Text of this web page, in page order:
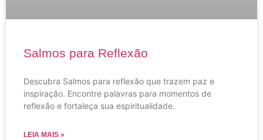
Salmos para Reflexão
Descubra Salmos para reflexão que trazem paz e
inspiração. Encontre palavras para momentos de
reflexão e fortaleça sua espiritualidade.
LEIA MAIS »